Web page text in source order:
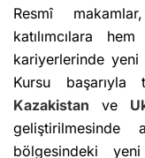
Resmî
katılımcılara
kariyerlerinde yeni
Kursu başarıyla
Kazakistan ve
geliştirilmesinde
bölgesindeki